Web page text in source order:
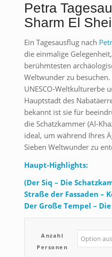
Petra
Sharm El
Ein Tagesausflug nach
die einmalige
berühmtesten
Weltwunder zu
UNESCO-Weltkulturerbe
Hauptstadt des
bekannt ist sie für
die Schatzkammer (Al-
ideal, um während Ihres
Sieben Weltwunder zu
Haupt-Highlights:
(Der Siq – Die
Straße der Fassaden –
Der Große Tempel –
Anzahl
Personen